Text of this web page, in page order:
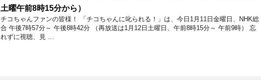
土曜午前8時15分から）
チコちゃんファンの皆様！ 「チコちゃんに叱られる！」​は、今日1月11日金曜日、NHK総
合 午後7時57分～ 午後8時42分 （再放送は1月12日土曜日、午前8時15分～ 午前9時） 忘
れずに視聴、見 …